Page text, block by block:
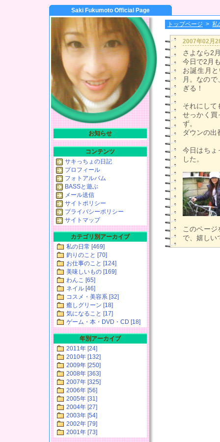
Saki Fukumoto Official Page
トップページ > 私
2007年02月
さよなら2
今日で2月
お誕生月
月。なの
ぎる！
それにして
せっかく買
ず。
ダウンの出
今日はちょ
した。
このペー
で、嬉しい
お知らせ
コンテンツ
サキっちょの日記
プロフィール
フォトアルバム
BASSと遊ぶ
メール送信
サイトポリシー
プライバシーポリシー
サイトマップ
カテゴリ別アーカイブ
私の日常 [469]
釣りのこと [70]
お仕事のこと [124]
美味しいもの [169]
わんこ [65]
ネイル [46]
コスメ・美容系 [32]
癒しグリーン [18]
気になること [17]
ゲーム・本・DVD・CD [18]
年別アーカイブ
2011年 [24]
2010年 [132]
2009年 [250]
2008年 [363]
2007年 [325]
2006年 [56]
2005年 [31]
2004年 [27]
2003年 [54]
2002年 [79]
2001年 [73]